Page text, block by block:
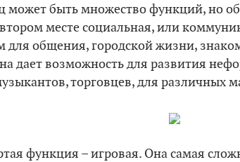
может быть множество функций, но
месте социальная, или
для общения, городской жизни,
дает возможность для развития
торговцев, для различных
функция – игровая. Она самая